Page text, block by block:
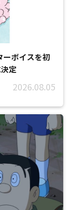
ーボイスを初
定
2026.08.05